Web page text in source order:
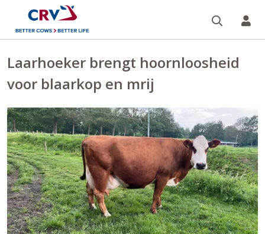
Laarhoeker brengt hoornloosheid
voor blaarkop en mrij